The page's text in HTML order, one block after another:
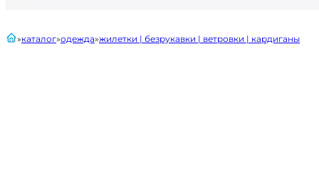
главнаякаталог одежда жилетки | безрукавки | ветровки | кардиганы